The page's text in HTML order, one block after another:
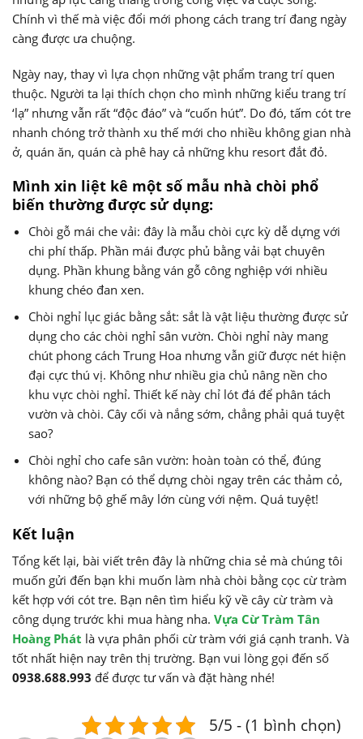
Chính vì thế mà việc đổi mới phong cách trang trí đang ngày
càng được ưa chuộng.
Ngày nay, thay vì lựa chọn những vật phẩm trang trí quen
thuộc. Người ta lại thích chọn cho mình những kiểu trang trí
‘lạ” nhưng vẫn rất “độc đáo” và “cuốn hút”. Do đó, tấm cót tre
nhanh chóng trở thành xu thế mới cho nhiều không gian nhà
ở, quán ăn, quán cà phê hay cả những khu resort đắt đỏ.
Mình xin liệt kê một số mẫu nhà chòi phổ
biến thường được sử dụng:
Chòi gỗ mái che vải: đây là mẫu chòi cực kỳ dễ dựng với
chi phí thấp. Phần mái được phủ bằng vải bạt chuyên
dụng. Phần khung bằng ván gỗ công nghiệp với nhiều
khung chéo đan xen.
Chòi nghỉ lục giác bằng sắt: sắt là vật liệu thường được sử
dụng cho các chòi nghỉ sân vườn. Chòi nghỉ này mang
chút phong cách Trung Hoa nhưng vẫn giữ được nét hiện
đại cực thú vị. Không như nhiều gia chủ nâng nền cho
khu vực chòi nghỉ. Thiết kế này chỉ lót đá để phân tách
vườn và chòi. Cây cối và nắng sớm, chẳng phải quá tuyệt
sao?
Chòi nghỉ cho cafe sân vườn: hoàn toàn có thể, đúng
không nào? Bạn có thể dựng chòi ngay trên các thảm cỏ,
với những bộ ghế mây lớn cùng với nệm. Quá tuyệt!
Kết luận
Tổng kết lại, bài viết trên đây là những chia sẻ mà chúng tôi
muốn gửi đến bạn khi muốn làm nhà chòi bằng cọc cừ tràm
kết hợp với cót tre. Bạn nên tìm hiểu kỹ về cây cừ tràm và
công dụng trước khi mua hàng nha. Vựa Cừ Tràm Tân
Hoàng Phát là vựa phân phối cừ tràm với giá cạnh tranh. Và
tốt nhất hiện nay trên thị trường. Bạn vui lòng gọi đến số
0938.688.993 để được tư vấn và đặt hàng nhé!
5/5 - (1 bình chọn)